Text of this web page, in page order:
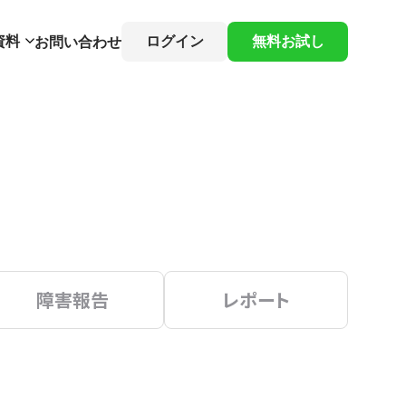
料 お問い合わせ ログイン 無料お試し
障害報告 レポート